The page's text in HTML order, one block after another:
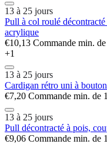
13 à 25 jours
Pull à col roulé
acrylique
€10,13 Commande min.
+1
13 à 25 jours
Cardigan rétro uni à
€7,20 Commande min. de
13 à 25 jours
Pull décontracté à pois,
€9,06 Commande min. de